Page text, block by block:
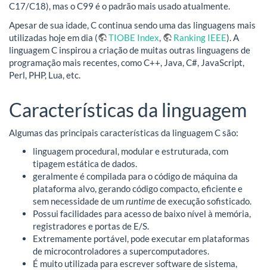
C17/C18), mas o C99 é o padrão mais usado atualmente.
Apesar de sua idade, C continua sendo uma das linguagens mais
utilizadas hoje em dia (
TIOBE Index, Ranking IEEE). A
linguagem C inspirou a criação de muitas outras linguagens de
programação mais recentes, como C++, Java, C#, JavaScript,
Perl, PHP, Lua, etc.
Características da linguagem
Algumas das principais características da linguagem C são:
linguagem procedural, modular e estruturada, com
tipagem estática de dados.
geralmente é compilada para o código de máquina da
plataforma alvo, gerando código compacto, eficiente e
sem necessidade de umruntimede execução sofisticado.
Possui facilidades para acesso de baixo nível à memória,
registradores e portas de E/S.
Extremamente portável, pode executar em plataformas
de microcontroladores a supercomputadores.
É muito utilizada para escrever software de sistema,